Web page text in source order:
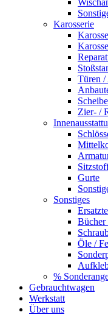
Karosserie
Türen /
Zier- /
Gurte
Sonstiges
Bücher
Öle /
%
Gebrauchtwagen
Werkstatt
Über uns